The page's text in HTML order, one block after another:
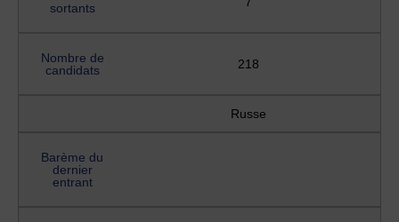
sortants
Nombre de
candidats
218
Russe
Barème du
dernier
entrant